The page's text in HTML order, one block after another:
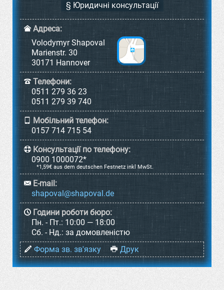
§ Юридичні консультації
Адреса:
Volodymyr Shapoval
Marienstr. 30
30171 Hannover
Телефони:
0511 279 36 23
0511 279 39 740
Мобільний телефон:
0157 714 715 54
Консультації по телефону:
0900 1000072*
*1,59€ aus dem deutschen Festnetz inkl MwSt.
E-mail:
Години роботи бюро:
Пн. - Пт.: 10:00 — 18:00
Cб. - Нд.: за домовленістю
Форма зв. зв'язку
Друк